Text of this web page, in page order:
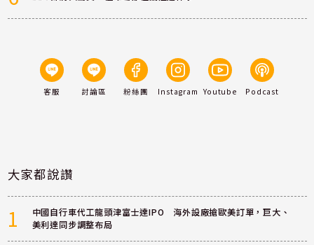
客服 討論區 粉絲團 Instagram Youtube Podcast
大家都說讚
1
中國自行車代工龍頭津富士達IPO 海外設廠搶歐美訂單，巨大、
美利達同步調整布局